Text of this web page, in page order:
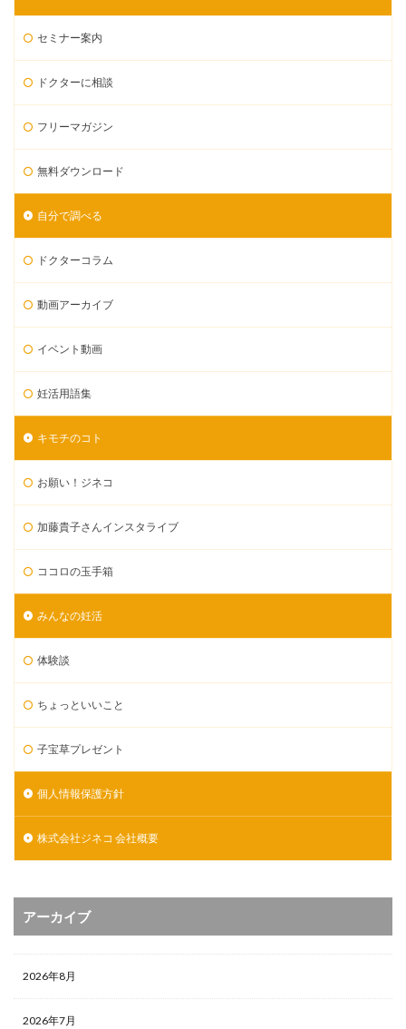
セミナー案内
ドクターに相談
フリーマガジン
無料ダウンロード
自分で調べる
ドクターコラム
動画アーカイブ
イベント動画
妊活用語集
キモチのコト
お願い！ジネコ
加藤貴子さんインスタライブ
ココロの玉手箱
みんなの妊活
体験談
ちょっといいこと
子宝草プレゼント
個人情報保護方針
株式会社ジネコ 会社概要
アーカイブ
2026年8月
2026年7月